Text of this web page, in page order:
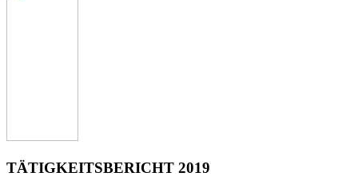
TÄTIGKEITSBERICHT 2019